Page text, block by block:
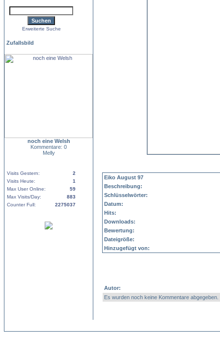
Erweiterte Suche
Zufallsbild
noch eine Welsh
Kommentare: 0
Melly
Visits Gestern:
2
Visits Heute:
1
Max User Online:
59
Max Visits/Day:
883
Counter Full:
2275037
Eiko August 97
Beschreibung:
Schlüsselwörter:
Datum:
Hits:
Downloads:
Bewertung:
Dateigröße:
Hinzugefügt von:
Autor:
Es wurden noch keine Kommentare abgegeben.